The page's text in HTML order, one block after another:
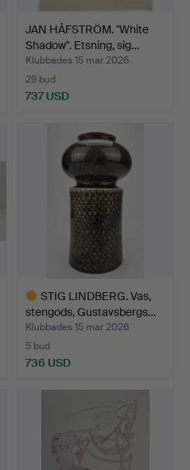
JAN HÅFSTRÖM. "White
Shadow". Etsning, sig…
Klubbades 15 mar 2026
29 bud
737 USD
STIG LINDBERG. Vas,
stengods, Gustavsbergs…
Klubbades 15 mar 2026
5 bud
736 USD